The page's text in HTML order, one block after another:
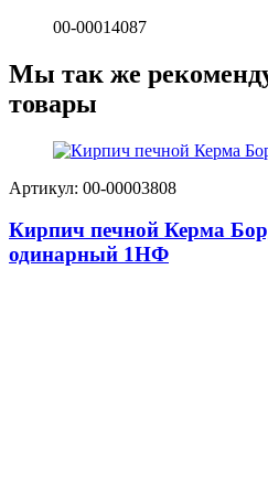
00-00014087
Мы так же
товары
Артикул: 00-00003808
Кирпич печной Керма
одинарный 1НФ